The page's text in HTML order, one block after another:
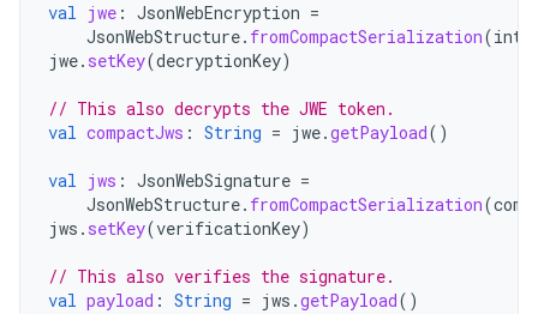
val jwe : JsonWebEncryption =
JsonWebStructure. fromCompactSerialization(
jwe. setKey(decryptionKey)
// This also decrypts the JWE token.
val compactJws : String = jwe.getPayload()
val jws : JsonWebSignature =
JsonWebStructure. fromCompactSerialization(
jws . setKey(verificationKey)
// This also verifies the signature.
val payload : String = jws .getPayload()